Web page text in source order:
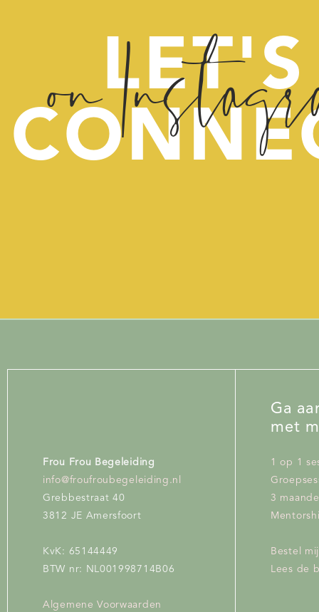
LET'S
on
Frou Frou Begeleiding
info@froufroubegeleiding.nl
Grebbestraat 40
3812 JE Amersfoort
KvK: 65144449
BTW nr: NL001998714B06
Algemene Voorwaarden
1 op 1
3
Bestel
Lees de
Ga
met